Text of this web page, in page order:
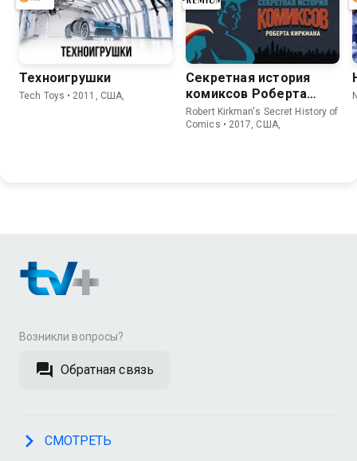
Техноигрушки
Tech Toys • 2011, США,
Секретная история
комиксов Роберта
Киркмана
Robert Kirkman's Secret History of
Comics • 2017, США,
Возникли вопросы?
Обратная связь
СМОТРЕТЬ